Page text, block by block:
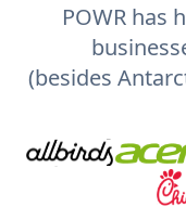
POWR has
(besides